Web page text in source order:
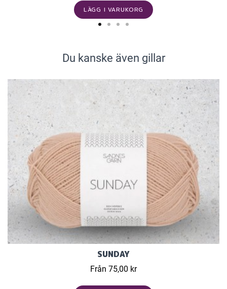
LÄGG I VARUKORG
Du kanske även gillar
SUNDAY
Från 75,00 kr